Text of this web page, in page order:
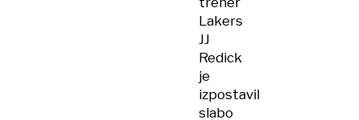
Lakers
JJ
Redick
je
izpostavil
slabo